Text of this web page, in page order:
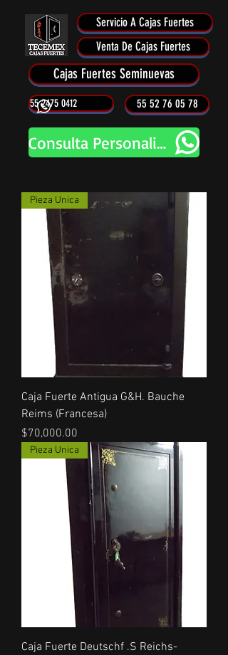
55 52 76 05 78
55 2475 0412
Servicio A Cajas Fuertes
Venta De Cajas Fuertes
Consulta Personalizada
Cajas Fuertes Seminuevas
Pieza Unica
Caja Fuerte Antigua G&H. Bauche
Reims (Francesa)
Precio
$70,000.00
Pieza Unica
Caja Fuerte Deutschf .S Reichs-